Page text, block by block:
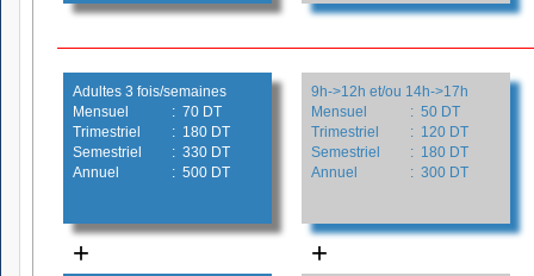
Adultes 3 fois/semaines
Mensuel
: 70 DT
Trimestriel
: 180 DT
Semestriel
: 330 DT
Annuel
: 500 DT
9h->12h et/ou 14h->17h
Mensuel
: 50 DT
Trimestriel
: 120 DT
Semestriel
: 180 DT
Annuel
: 300 DT
+ +